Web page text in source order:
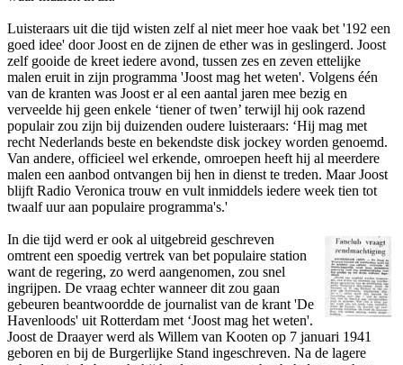
Luisteraars uit die tijd wisten zelf al niet meer hoe vaak bet '192 een
goed idee' door Joost en de zijnen de ether was in geslingerd. Joost
zelf gooide de kreet iedere avond, tussen zes en zeven ettelijke
malen eruit in zijn programma 'Joost mag het weten'. Volgens één
van de kranten was Joost er al een aantal jaren mee bezig en
verveelde hij geen enkele ‘tiener of twen’ terwijl hij ook razend
populair zou zijn bij duizenden oudere luisteraars: ‘Hij mag met
recht Nederlands beste en bekendste disk jockey worden genoemd.
Van andere, officieel wel erkende, omroepen heeft hij al meerdere
malen een aanbod o­ntvangen bij hen in dienst te treden. Maar Joost
blijft Radio Veronica trouw en vult inmiddels iedere week tien tot
twaalf uur aan populaire programma's.'
In die tijd werd er ook al uitgebreid geschreven
omtrent een spoedig vertrek van bet populaire station
want de regering, zo werd aangenomen, zou snel
ingrijpen. De vraag echter wanneer dit zou gaan
gebeuren beantwoordde de journalist van de krant 'De
Havenloods' uit Rotterdam met ‘Joost mag het weten'.
Joost de Draayer werd als Willem van Kooten op 7 januari 1941
geboren en bij de Burgerlijke Stand ingeschreven. Na de lagere